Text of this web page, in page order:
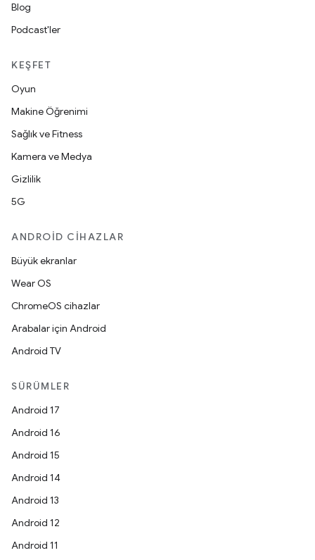
Blog
Podcast'ler
KEŞFET
Oyun
Makine Öğrenimi
Sağlık ve Fitness
Kamera ve Medya
Gizlilik
5G
ANDROID CIHAZLAR
Büyük ekranlar
Wear OS
ChromeOS cihazlar
Arabalar için Android
Android TV
SÜRÜMLER
Android 17
Android 16
Android 15
Android 14
Android 13
Android 12
Android 11